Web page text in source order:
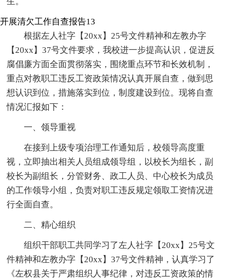
开展清欠工作自查报告13
根据左人社字【20xx】25号文件精神和左教办字
【20xx】37号文件要求，我校进一步提高认识，促进反
腐倡廉方面全面贯彻落实，围绕重点环节和长效机制，
重点对教职工违反工资政策情况认真开展自查，做到思
想认识到位，措施落实到位，制度建设到位。现将自查
情况汇报如下：
一、领导重视
在接到上级专项治理工作通知后，校领导高度重
视，立即抽出相关人员组成领导组，以校长为组长，副
校长为副组长，分管财务、政工人员、中心校长为成员
的工作领导小组，负责对职工违反规定领取工资情况进
行全面自查。
二、精心组织
组织干部职工共同学习了左人社字【20xx】25号文
件精神和左教办字【20xx】37号文件精神，认真学习了
《左权县关于严肃组织人事纪律，对违反工资政策的情